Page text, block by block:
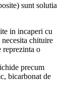
sunt solutia
in incaperi cu
chituire
reprezinta o
precum
bicarbonat de